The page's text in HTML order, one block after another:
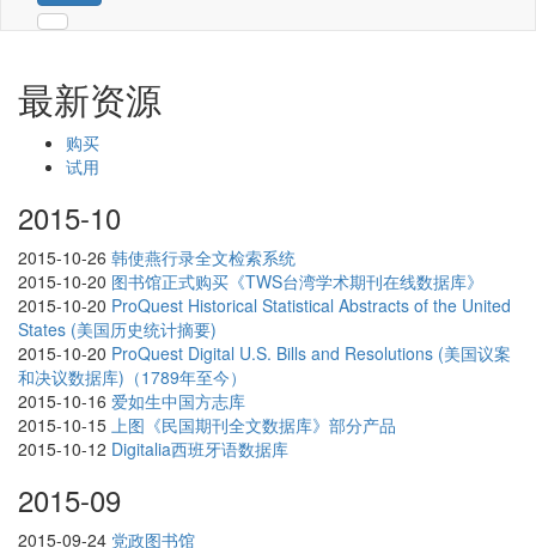
最新资源
购买
试用
2015-10
2015-10-26 韩使燕行录全文检索系统
2015-10-20 图书馆正式购买《TWS台湾学术期刊在线数据库》
2015-10-20 ProQuest Historical Statistical Abstracts of the United
States (美国历史统计摘要)
2015-10-20 ProQuest Digital U.S. Bills and Resolutions (美国议案
和决议数据库)（1789年至今）
2015-10-16 爱如生中国方志库
2015-10-15 上图《民国期刊全文数据库》部分产品
2015-10-12 Digitalia西班牙语数据库
2015-09
2015-09-24 党政图书馆